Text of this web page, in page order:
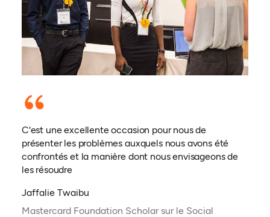
C'est une excellente occasion pour nous de
présenter les problèmes auxquels nous avons été
confrontés et la manière dont nous envisageons de
les résoudre
Jaffalie Twaibu
Mastercard Foundation Scholar sur le Social